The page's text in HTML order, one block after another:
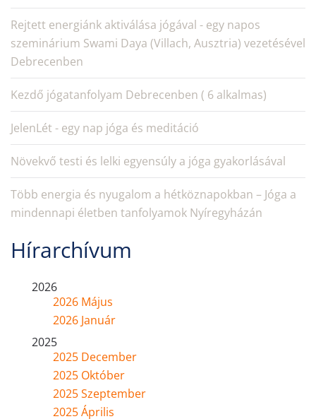
Rejtett energiánk aktiválása jógával - egy napos
szeminárium Swami Daya (Villach, Ausztria) vezetésével
Debrecenben
Kezdő jógatanfolyam Debrecenben ( 6 alkalmas)
JelenLét - egy nap jóga és meditáció
Növekvő testi és lelki egyensúly a jóga gyakorlásával
Több energia és nyugalom a hétköznapokban – Jóga a
mindennapi életben tanfolyamok Nyíregyházán
Hírarchívum
2026
2026 Május
2026 Január
2025
2025 December
2025 Október
2025 Szeptember
2025 Április